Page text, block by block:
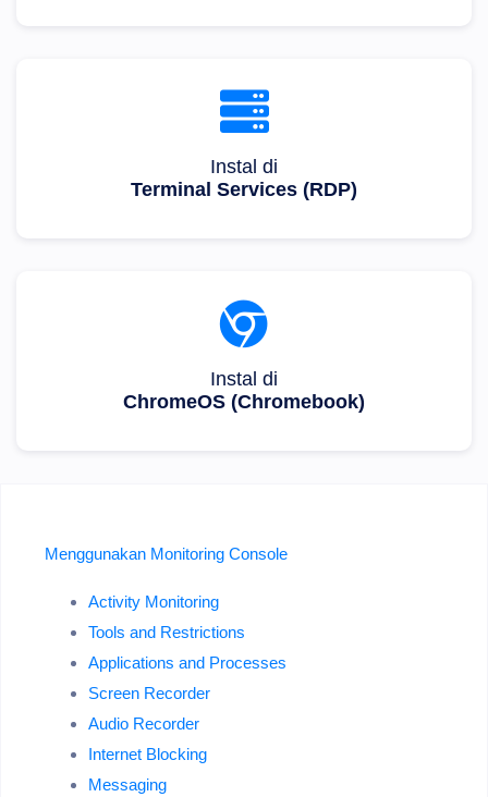
Instal di
Terminal Services (RDP)
Instal di
ChromeOS (Chromebook)
Menggunakan Monitoring Console
Activity Monitoring
Tools and Restrictions
Applications and Processes
Screen Recorder
Audio Recorder
Internet Blocking
Messaging